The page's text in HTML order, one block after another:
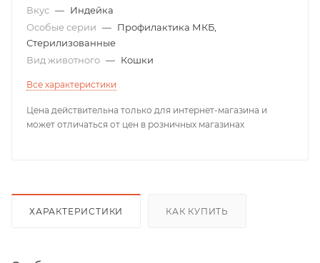
Вкус — Индейка
Особые серии — Профилактика МКБ,
Стерилизованные
Вид животного — Кошки
Все характеристики
Цена действительна только для интернет-магазина и
может отличаться от цен в розничных магазинах
ХАРАКТЕРИСТИКИ КАК КУПИТЬ